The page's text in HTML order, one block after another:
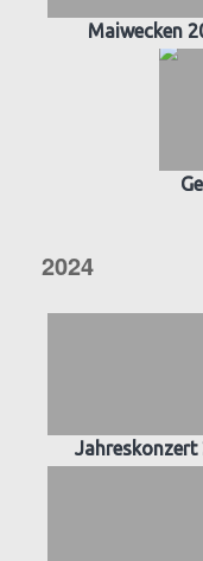
Maiwecken
2024
Jahreskonzert